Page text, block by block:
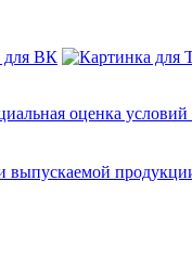
оценка условий
выпускаемой